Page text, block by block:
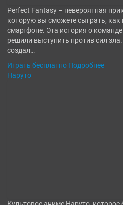
Perfect Fantasy – невероятная
которую вы сможете сыграть,
смартфоне. Эта история о
решили выступить против сил
создал…
Играть бесплатно Подробнее
Наруто